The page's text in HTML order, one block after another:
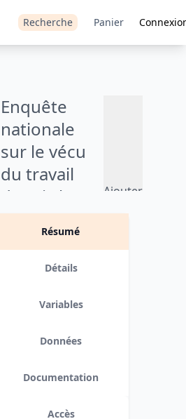
Recherche Panier
Enquête
nationale
sur le vécu
du travail
depuis le
début de la
sanitaire
2023
Ajouter
Résumé
Détails
Variables
Données
Documentation
Accès